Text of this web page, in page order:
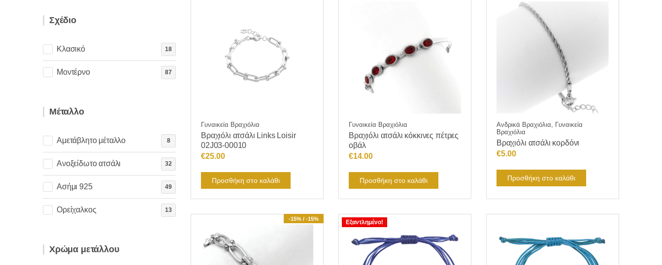
Γυναικεία Βραχιόλια
Βραχιόλι ατσάλι Links Loisir
02J03-00010
€25.00
Προσθήκη στο καλάθι
Γυναικεία Βραχιόλια
Βραχιόλι ατσάλι κόκκινες πέτρες
οβάλ
€14.00
Προσθήκη στο καλάθι
Ανδρικά Βραχιόλια, Γυναικεία
Βραχιόλια
Βραχιόλι ατσάλι κορδόνι
€5.00
Προσθήκη στο καλάθι
-15% / -15% Εξαντλημένο!
Σχέδιο
Κλασικό 18
Μοντέρνο 87
Μέταλλο
Αμετάβλητο μέταλλο 8
Ανοξείδωτο ατσάλι 32
Ασήμι 925 49
Ορείχαλκος 13
Χρώμα μετάλλου